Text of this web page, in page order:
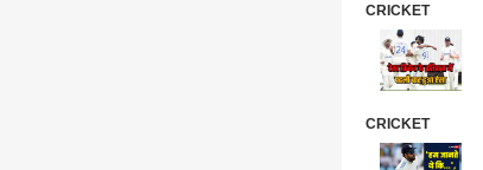
CRICKET
CRICKET